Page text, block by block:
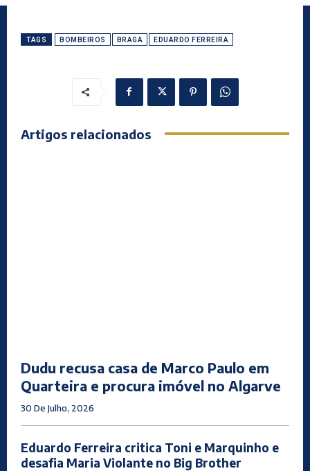
TAGS BOMBEIROS BRAGA EDUARDO FERREIRA
Artigos relacionados
Dudu recusa casa de Marco Paulo em
Quarteira e procura imóvel no Algarve
30 De Julho, 2026
Eduardo Ferreira critica Toni e Marquinho e
desafia Maria Violante no Big Brother